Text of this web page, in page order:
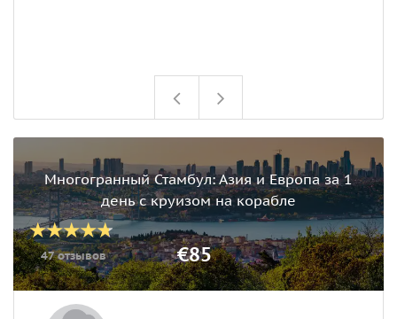
Многогранный Стамбул: Азия и Европа за 1
день с круизом на корабле
47 отзывов €85